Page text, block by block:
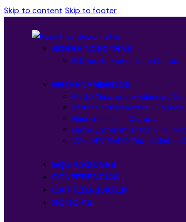
Skip to content Skip to footer
SOBRE NOSOTRAS
El Deporte Femenino en Cifras
ENTRENAMIENTOS
Medio Maratón de Valencia /
Entrena con Nosotras – Escuela
Nosotras en las Carreras
Datos Entrenamientos – 15K
VOLUNTARIADO Triatló Maritim
EQUIPACIONES
CONFERENCIAS
CARRERA 10KFEM
NOTICIAS